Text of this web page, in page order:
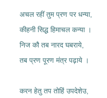
अचल रहीं तुम प्रण पर धन्या,
कीहनी सिद्ध हिमाचल कन्या ।
निज कौ तब नारद घबराये,
तब प्रण पूरण मंत्र पढ़ाये ।
करन हेतु तप तोहिं उपदेशेउ,